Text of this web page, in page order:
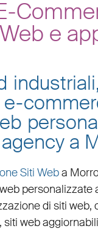
e
a
Siti Weba
personalizzate
di siti web,
siti web aggiornabili